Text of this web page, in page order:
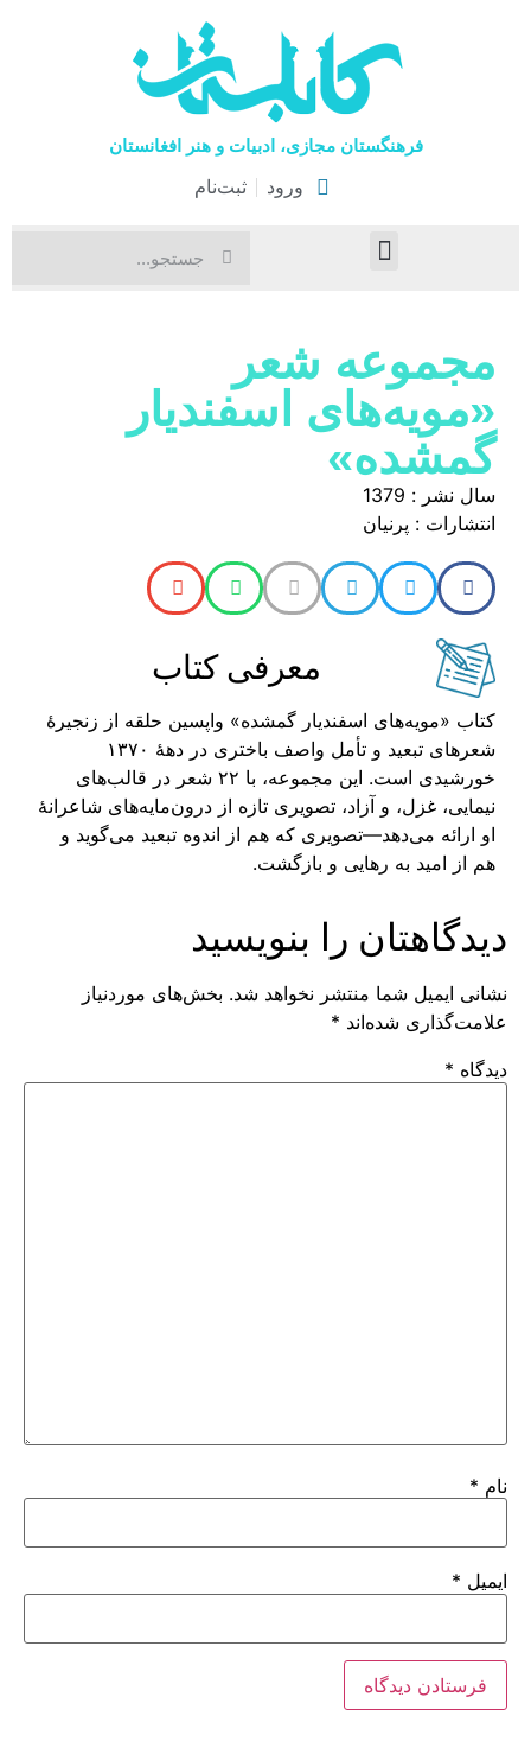
فرهنگستان مجازی، ادبیات و هنر افغانستان
ورود ثبت‌نام
مجموعه‌ شعر
«مویه‌های اسفندیار
گمشده»
سال نشر : 1379
انتشارات : پرنیان
معرفی کتاب
کتاب «مویه‌های اسفندیار گمشده» واپسین حلقه از زنجیرهٔ
شعرهای تبعید و تأمل واصف باختری در دههٔ ۱۳۷۰
خورشیدی است. این مجموعه، با ۲۲ شعر در قالب‌های
نیمایی، غزل، و آزاد، تصویری تازه از درون‌مایه‌های شاعرانهٔ
او ارائه می‌دهد—تصویری که هم از اندوه تبعید می‌گوید و
هم از امید به رهایی و بازگشت.
دیدگاهتان را بنویسید
نشانی ایمیل شما منتشر نخواهد شد. بخش‌های موردنیاز
علامت‌گذاری شده‌اند *
دیدگاه *
نام *
ایمیل *